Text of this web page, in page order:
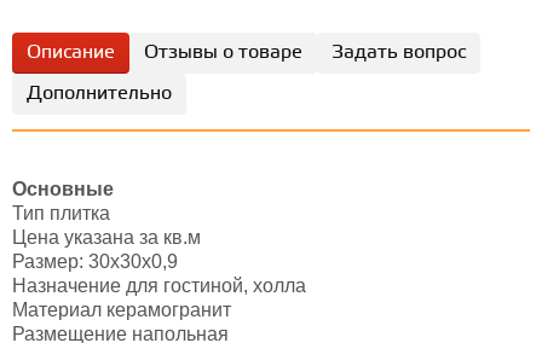
Описание Отзывы о товаре
Задать вопрос
Дополнительно
Основные
Тип плитка
Цена указана за кв.м
Размер: 30х30x0,9
Назначение для гостиной, холла
Материал керамогранит
Размещение напольная